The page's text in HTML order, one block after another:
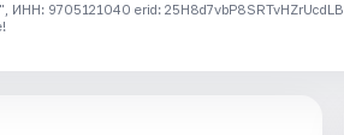
9705121040 erid: 25H8d7vbP8SRTvHZrUcdLB